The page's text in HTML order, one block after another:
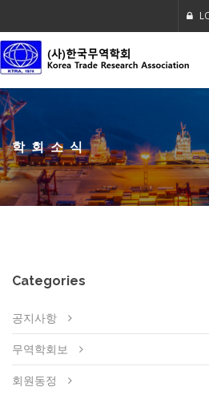
학회소식
Categories
공지사항
무역학회보
회원동정